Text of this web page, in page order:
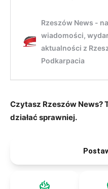
Czytasz Rzeszów News?
działać sprawniej.